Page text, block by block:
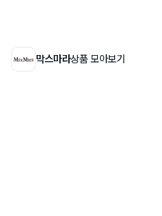
막스마라상품 모아보기